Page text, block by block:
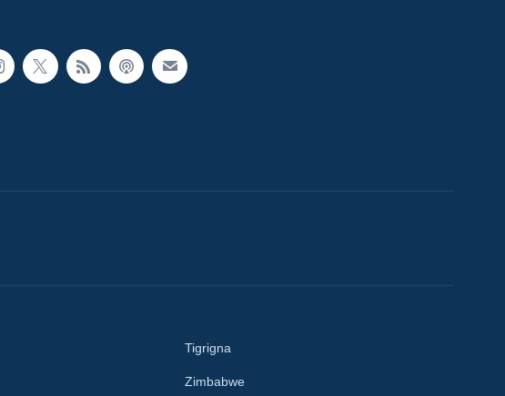
Tigrigna
Zimbabwe